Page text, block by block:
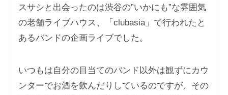
スサシと出会ったのは渋⾕の”いかにも”な雰囲気
の⽼舗ライブハウス、「clubasia」で⾏われたと
あるバンドの企画ライブでした。
いつもは⾃分の⽬当てのバンド以外は観ずにカウ
ンターでお酒を飲んだりしているのですが、その